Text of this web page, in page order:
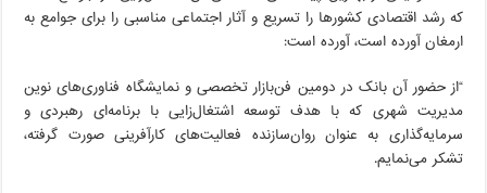
که رشد اقتصادی کشورها را تسریع و آثار اجتماعی مناسبی را برای جوامع به
ارمغان آورده است، آورده است:
“از حضور آن بانک در دومین فن‌بازار تخصصی و نمایشگاه فناوری‌های نوین
مدیریت شهری که با هدف توسعه اشتغال‌زایی با برنامه‌ای رهبردی و
سرمایه‌گذاری به عنوان روان‌سازنده فعالیت‌های کارآفرینی صورت گرفته،
تشکر می‌نمایم.